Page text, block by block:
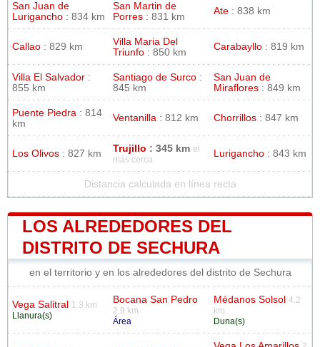
San Juan de
Lurigancho : 834 km
San Martin de
Porres : 831 km
Ate : 838 km
Callao : 829 km
Villa Maria Del
Triunfo : 850 km
Carabayllo : 819 km
Villa El Salvador :
855 km
Santiago de Surco :
845 km
San Juan de
Miraflores : 849 km
Puente Piedra : 814
km
Ventanilla : 812 km Chorrillos : 847 km
Los Olivos : 827 km Trujillo : 345 km el
más cerca
Lurigancho : 843 km
Distancia calculada en línea recta
LOS ALREDEDORES DEL
DISTRITO DE SECHURA
en el territorio y en los alrededores del distrito de Sechura
Vega Salitral
1.3 km
Llanura(s)
Bocana San Pedro
2.9 km
Área
Médanos Solsol 4.2
km
Duna(s)